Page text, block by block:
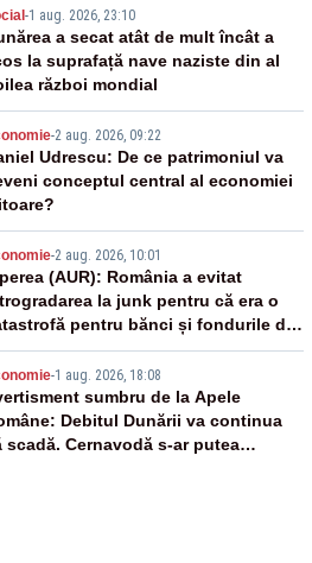
-1 aug. 2026, 23:10
a secat atât de mult încât a
la suprafață nave naziste din al
război mondial
-2 aug. 2026, 09:22
Udrescu: De ce patrimoniul va
conceptul central al economiei
-2 aug. 2026, 10:01
(AUR): România a evitat
la junk pentru că era o
pentru bănci și fondurile de
-1 aug. 2026, 18:08
sumbru de la Apele
Debitul Dunării va continua
scadă. Cernavodă s-ar putea